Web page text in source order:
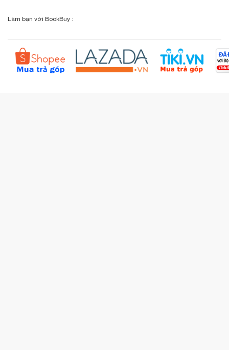
Sơ đồ đường đi
Câu hỏi thường gặp (FAQs)
Kiểm tra đơn hàng
Liên hệ BookBuy
Đặt hàng theo yêu cầu
Làm bạn với BookBuy :